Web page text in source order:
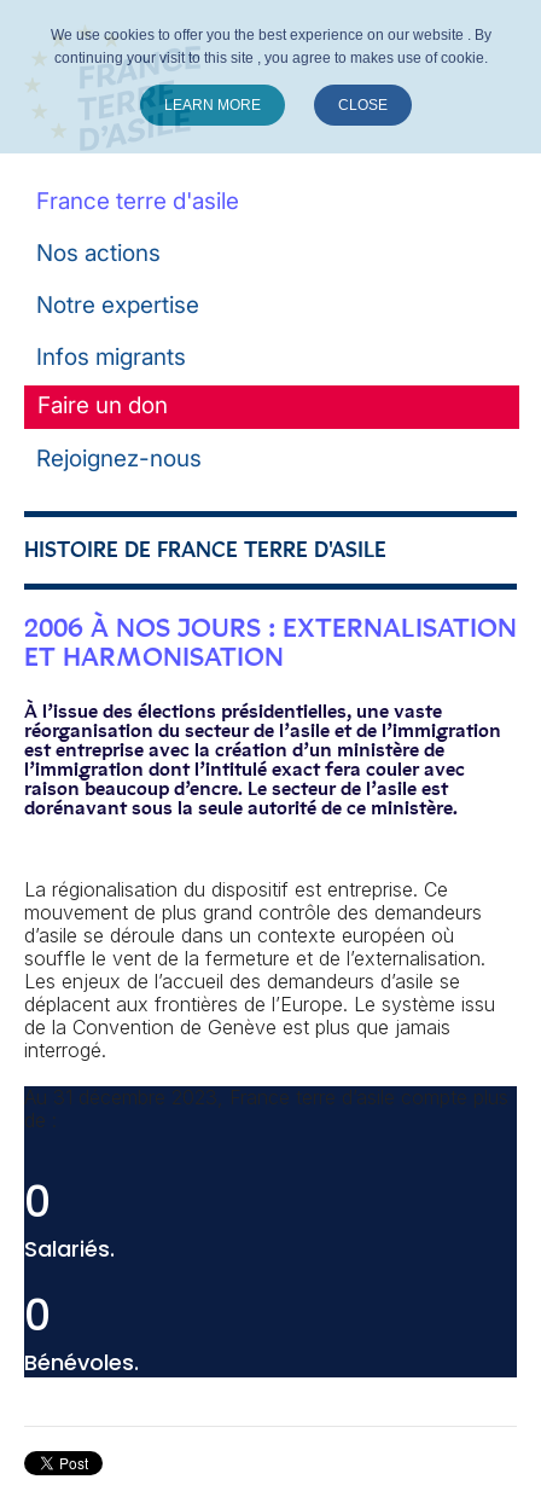
France terre d'asile
Nos actions
Notre expertise
Infos migrants
Faire un don
Rejoignez-nous
HISTOIRE DE FRANCE TERRE D'ASILE
2006 À NOS JOURS : EXTERNALISATION
ET HARMONISATION
À l’issue des élections présidentielles, une vaste
réorganisation du secteur de l’asile et de l’immigration
est entreprise avec la création d’un ministère de
l’immigration dont l’intitulé exact fera couler avec
raison beaucoup d’encre. Le secteur de l’asile est
dorénavant sous la seule autorité de ce ministère.
La régionalisation du dispositif est entreprise. Ce
mouvement de plus grand contrôle des demandeurs
d’asile se déroule dans un contexte européen où
souffle le vent de la fermeture et de l’externalisation.
Les enjeux de l’accueil des demandeurs d’asile se
déplacent aux frontières de l’Europe. Le système issu
de la Convention de Genève est plus que jamais
interrogé.
Au 31 décembre 2023, France terre d’asile compte plus
de :
0
Salariés.
0
Bénévoles.
We use cookies to offer you the best experience on our website . By
continuing your visit to this site , you agree to makes use of cookie.
LEARN MORE CLOSE